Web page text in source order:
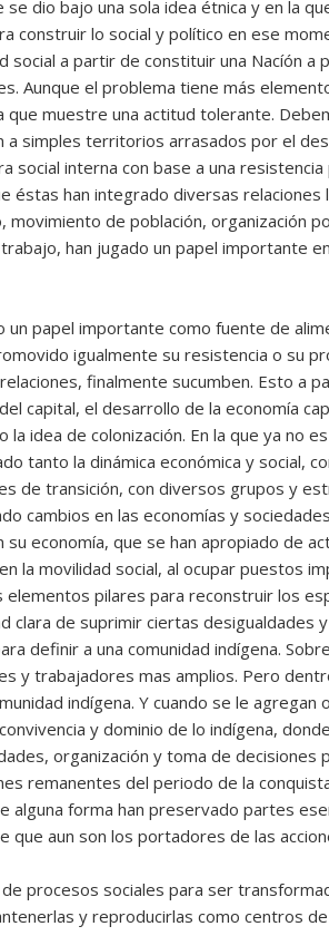
dio bajo una sola idea étnica y en la
construir lo social y político en ese
a partir de constituir una Nacíón a
Aunque el problema tiene más
que muestre una actitud tolerante.
simples territorios arrasados por el
social interna con base a una
han integrado diversas relaciones
de población, organización
han jugado un papel importante
un papel importante como fuente de
igualmente su resistencia o su
finalmente sucumben. Esto a
capital, el desarrollo de la economía
idea de colonización. En la que ya no
tanto la dinámica económica y social,
de transición, con diversos grupos y
cambios en las economías y
economía, que se han apropiado de
la movilidad social, al ocupar puestos
pilares para reconstruir los
clara de suprimir ciertas
definir a una comunidad indígena.
y trabajadores mas amplios. Pero
indígena. Y cuando se le
y dominio de lo indígena,
organización y toma de decisiones
remanentes del periodo de la
forma han preservado partes
que aun son los portadores de las
procesos sociales para ser
y reproducirlas como centros